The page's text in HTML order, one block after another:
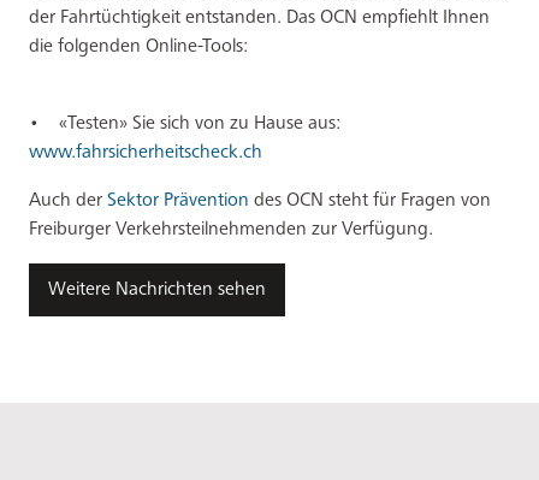
der Fahrtüchtigkeit entstanden. Das OCN empfiehlt Ihnen
die folgenden Online-Tools:
• «Testen» Sie sich von zu Hause aus:
www.fahrsicherheitscheck.ch
Auch der Sektor Prävention des OCN steht für Fragen von
Freiburger Verkehrsteilnehmenden zur Verfügung.
Weitere Nachrichten sehen